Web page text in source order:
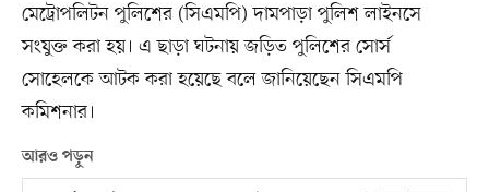
মেট্রোপলিটন পুলিশের (সিএমপি) দামপাড়া পুলিশ লাইনসে
সংযুক্ত করা হয়। এ ছাড়া ঘটনায় জড়িত পুলিশের সোর্স
সোহেলকে আটক করা হয়েছে বলে জানিয়েছেন সিএমপি
কমিশনার।
আরও পড়ুন